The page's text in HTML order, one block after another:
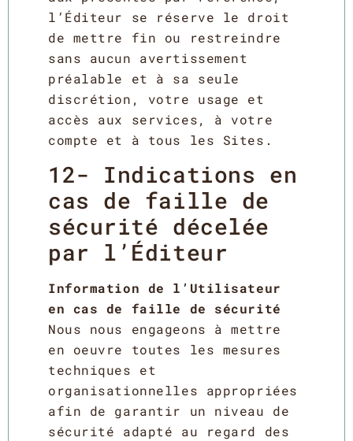
l’Éditeur se réserve le droit
de mettre fin ou restreindre
sans aucun avertissement
préalable et à sa seule
discrétion, votre usage et
accès aux services, à votre
compte et à tous les Sites.
12- Indications en
cas de faille de
sécurité décelée
par l’Éditeur
Information de l’Utilisateur
en cas de faille de sécurité
Nous nous engageons à mettre
en oeuvre toutes les mesures
techniques et
organisationnelles appropriées
afin de garantir un niveau de
sécurité adapté au regard des